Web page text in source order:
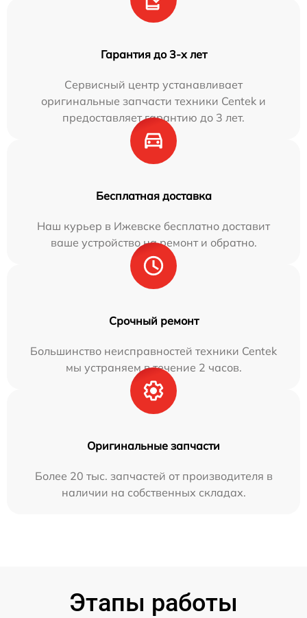
Гарантия до 3-х лет
Сервисный центр устанавливает
оригинальные запчасти техники Centek и
предоставляет гарантию до 3 лет.
Бесплатная доставка
Наш курьер в Ижевске бесплатно доставит
ваше устройство на ремонт и обратно.
Срочный ремонт
Большинство неисправностей техники Centek
мы устраняем в течение 2 часов.
Оригинальные запчасти
Более 20 тыс. запчастей от производителя в
наличии на собственных складах.
Этапы работы